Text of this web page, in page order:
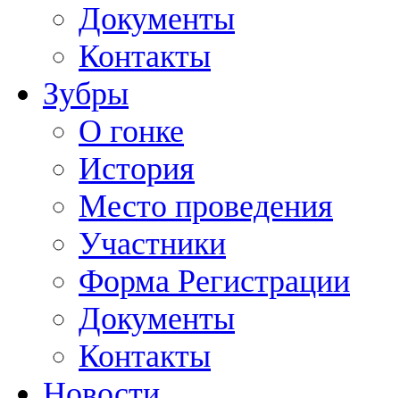
Документы
Контакты
Зубры
О гонке
История
Место проведения
Участники
Форма Регистрации
Документы
Контакты